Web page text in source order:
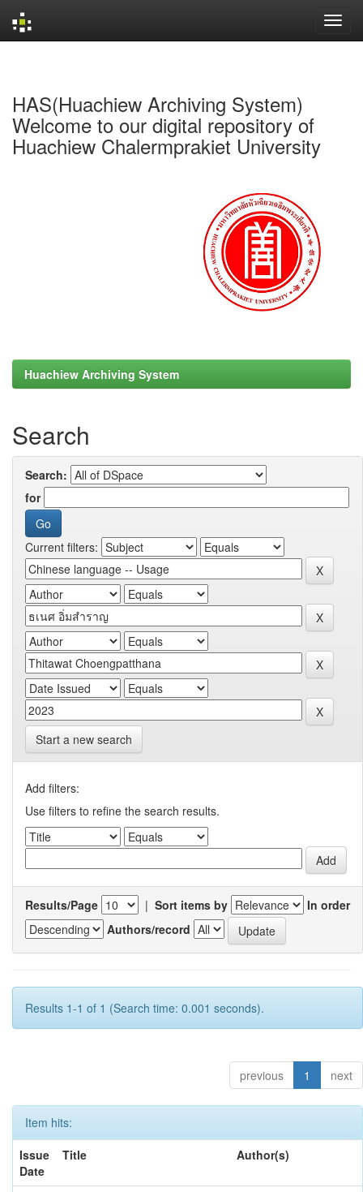
HAS(Huachiew Archiving System)
Welcome to our digital repository of
Huachiew Chalermprakiet University
Huachiew Archiving System
Search
Search:
for
Current filters:
Start a new search
Add filters:
Use filters to refine the search results.
Results/Page | Sort items by
In order
Authors/record
Results 1-1 of 1 (Search time: 0.001 seconds).
previous 1 next
Item hits:
Issue
Date
Title Author(s)